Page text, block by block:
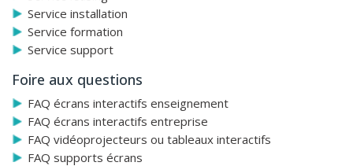
Service installation
Service formation
Service support
Foire aux questions
FAQ écrans interactifs enseignement
FAQ écrans interactifs entreprise
FAQ vidéoprojecteurs ou tableaux interactifs
FAQ supports écrans